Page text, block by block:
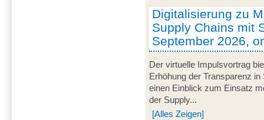
Digitalisierung zu
Supply Chains mit
September 2026,
Der virtuelle Impulsvortrag
Erhöhung der Transparenz
einen Einblick zum Einsatz
der Supply...
[Alles Zeigen]